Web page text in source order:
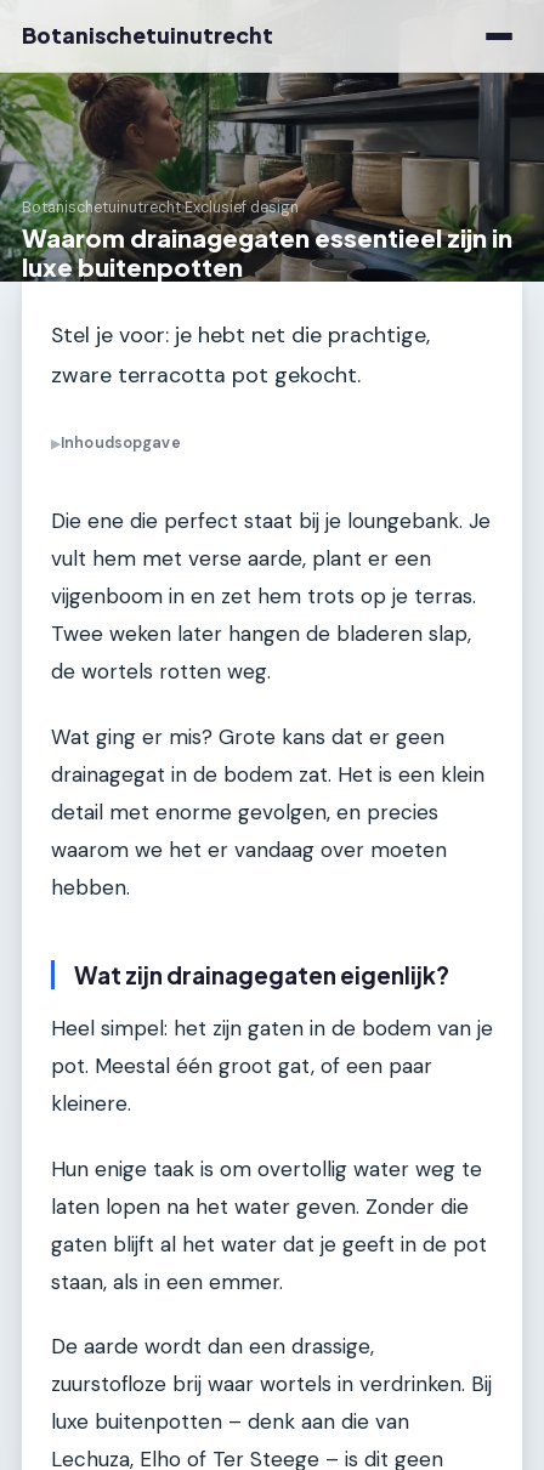
Botanischetuinutrecht
Botanischetuinutrecht›Exclusief design
Waarom drainagegaten essentieel zijn in
luxe buitenpotten
Stel je voor: je hebt net die prachtige,
zware terracotta pot gekocht.
▶Inhoudsopgave
Die ene die perfect staat bij je loungebank. Je
vult hem met verse aarde, plant er een
vijgenboom in en zet hem trots op je terras.
Twee weken later hangen de bladeren slap,
de wortels rotten weg.
Wat ging er mis? Grote kans dat er geen
drainagegat in de bodem zat. Het is een klein
detail met enorme gevolgen, en precies
waarom we het er vandaag over moeten
hebben.
Wat zijn drainagegaten eigenlijk?
Heel simpel: het zijn gaten in de bodem van je
pot. Meestal één groot gat, of een paar
kleinere.
Hun enige taak is om overtollig water weg te
laten lopen na het water geven. Zonder die
gaten blijft al het water dat je geeft in de pot
staan, als in een emmer.
De aarde wordt dan een drassige,
zuurstofloze brij waar wortels in verdrinken. Bij
luxe buitenpotten – denk aan die van
Lechuza, Elho of Ter Steege – is dit geen